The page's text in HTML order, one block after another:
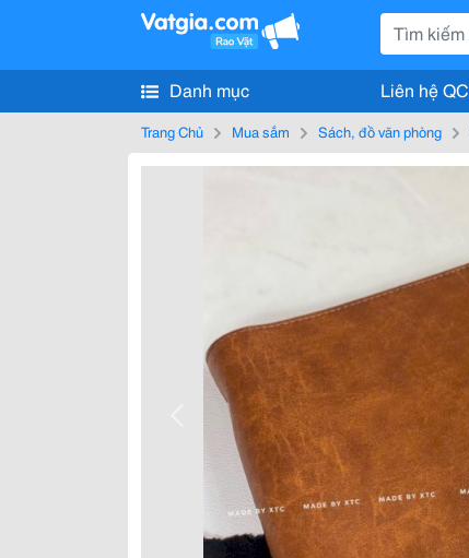
Danh mục Liên hệ QC
Trang Chủ Mua sắm Sách, đồ văn phòng